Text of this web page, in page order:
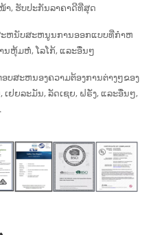
າ, ຮັບປະກັນລາຄາດີທີ່ສຸດ
ຫນັບສະຫນູນການອອກແບບທີ່ກໍາຫ
ນຫຸ້ມຫໍ່, ໂລໂກ້, ແລະອື່ນໆ
ສະຫນອງຄວາມຕ້ອງການຕ່າງໆຂອງ
ເຢຍລະມັນ, ລັດເຊຍ, ຝຣັ່ງ, ແລະອື່ນໆ,